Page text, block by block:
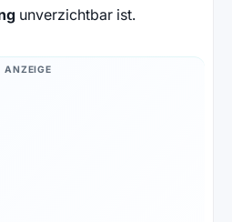
unverzichtbar ist.
ANZEIGE